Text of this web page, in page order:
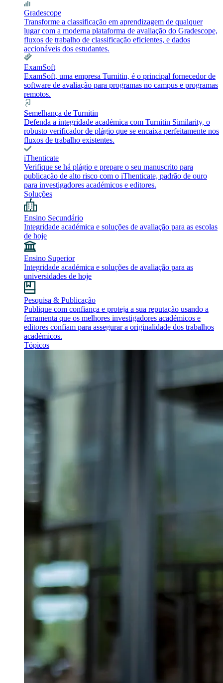
Gradescope
Transforme a classificação em aprendizagem de qualquer
lugar com a moderna plataforma de avaliação do Gradescope,
fluxos de trabalho de classificação eficientes, e dados
accionáveis dos estudantes.
ExamSoft
ExamSoft, uma empresa Turnitin, é o principal fornecedor de
software de avaliação para programas no campus e programas
remotos.
Semelhança de Turnitin
Defenda a integridade académica com Turnitin Similarity, o
robusto verificador de plágio que se encaixa perfeitamente nos
fluxos de trabalho existentes.
iThenticate
Verifique se há plágio e prepare o seu manuscrito para
publicação de alto risco com o iThenticate, padrão de ouro
para investigadores académicos e editores.
Soluções
Ensino Secundário
Integridade académica e soluções de avaliação para as escolas
de hoje
Ensino Superior
Integridade académica e soluções de avaliação para as
universidades de hoje
Pesquisa & Publicação
Publique com confiança e proteja a sua reputação usando a
ferramenta que os melhores investigadores académicos e
editores confiam para assegurar a originalidade dos trabalhos
académicos.
Tópicos